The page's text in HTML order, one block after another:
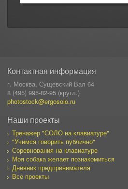
Контактная информация
г. Москва, Сущевский Вал 64
8 (495) 995-82-95 (кругл.)
photostock@ergosolo.ru
Наши проекты
Тренажер "СОЛО на клавиатуре"
"Учимся говорить публично"
Соревнования на клавиатуре
Моя собака желает познакомиться
Дневник предпринимателя
Все проекты